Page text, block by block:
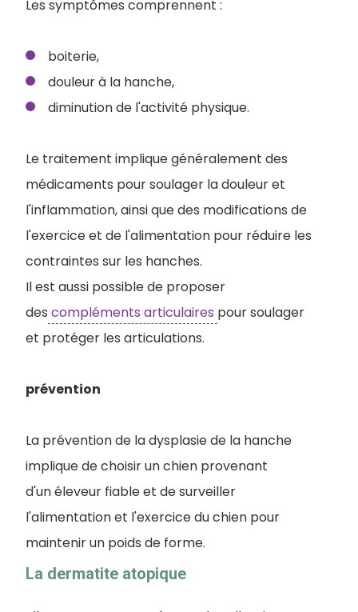
Les symptômes comprennent :
boiterie,
douleur à la hanche,
diminution de l'activité physique.
Le traitement implique généralement des
médicaments pour soulager la douleur et
l'inflammation, ainsi que des modifications de
l'exercice et de l'alimentation pour réduire les
contraintes sur les hanches.
Il est aussi possible de proposer
des compléments articulaires pour soulager
et protéger les articulations.
prévention
La prévention de la dysplasie de la hanche
implique de choisir un chien provenant
d'un éleveur fiable et de surveiller
l'alimentation et l'exercice du chien pour
maintenir un poids de forme.
La dermatite atopique